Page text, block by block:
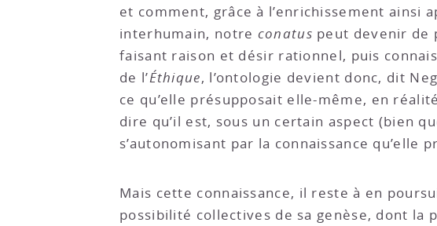
et comment, grâce à l’enrichissement ainsi
interhumain, notre conatus peut devenir de
faisant raison et désir rationnel, puis
de l’Éthique, l’ontologie devient donc, dit
ce qu’elle présupposait elle-même, en
dire qu’il est, sous un certain aspect (bien
s’autonomisant par la connaissance qu’elle
Mais cette connaissance, il reste à en
possibilité collectives de sa genèse, dont la